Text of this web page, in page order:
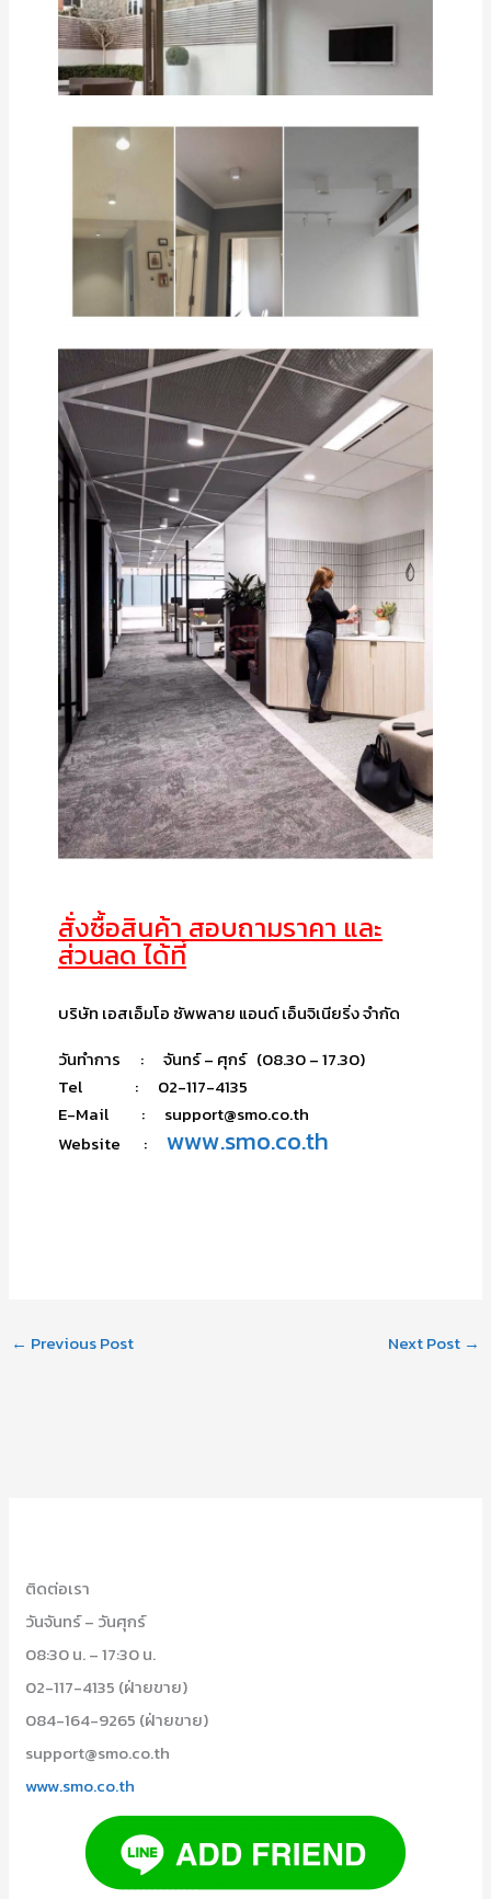
ติดต่อเรา
วันจันทร์ – วันศุกร์
08:30 น. – 17:30 น.
02-117-4135 (ฝ่ายขาย)
084-164-9265 (ฝ่ายขาย)
support@smo.co.th
www.smo.co.th
สั่งซื้อสินค้า สอบถามราคา และ
ส่วนลด ได้ที่
บริษัท เอสเอ็มโอ ซัพพลาย แอนด์ เอ็นจิเนียริ่ง จำกัด
วันทำการ : จันทร์ – ศุกร์ (08.30 – 17.30)
Tel : 02-117-4135
E-Mail : support@smo.co.th
Website :www.smo.co.th
← Previous Post Next Post →